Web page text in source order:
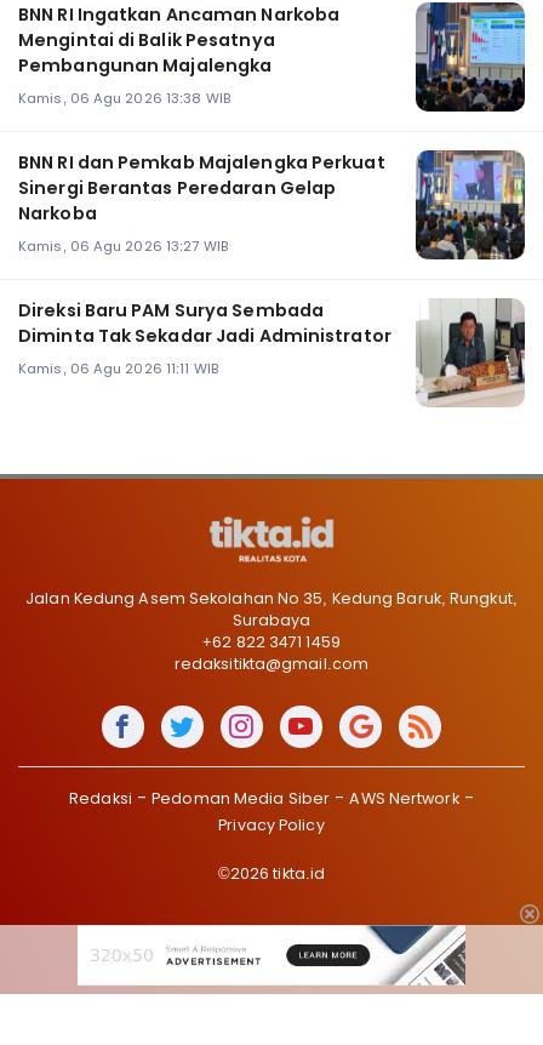
BNN RI Ingatkan Ancaman Narkoba
Mengintai di Balik Pesatnya
Pembangunan Majalengka
Kamis, 06 Agu 2026 13:38 WIB
BNN RI dan Pemkab Majalengka Perkuat
Sinergi Berantas Peredaran Gelap
Narkoba
Kamis, 06 Agu 2026 13:27 WIB
Direksi Baru PAM Surya Sembada
Diminta Tak Sekadar Jadi Administrator
Kamis, 06 Agu 2026 11:11 WIB
Jalan Kedung Asem Sekolahan No 35, Kedung Baruk, Rungkut,
Surabaya
+62 822 3471 1459
redaksitikta@gmail.com
Redaksi Pedoman Media Siber
AWS Nertwork
Privacy Policy
©2026 tikta.id